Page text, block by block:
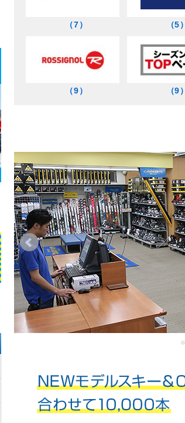
（7） （5）
（9） （9）